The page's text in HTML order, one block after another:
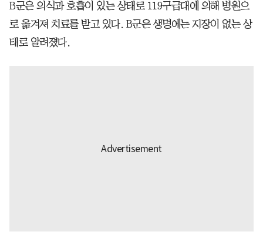
B군은 의식과 호흡이 있는 상태로 119구급대에 의해 병원으
로 옮겨져 치료를 받고 있다. B군은 생명에는 지장이 없는 상
태로 알려졌다.